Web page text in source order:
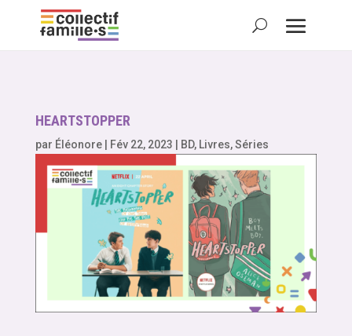
HEARTSTOPPER
par Éléonore| Fév 22, 2023 BD, Livres,Séries